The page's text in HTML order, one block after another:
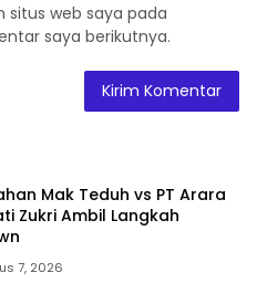
situs web saya pada
saya berikutnya.
Mak Teduh vs PT Arara
Zukri Ambil Langkah
7, 2026